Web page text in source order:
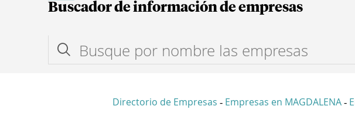
Buscador de información de empresas
Directorio de Empresas - Empresas en MAGDALENA -